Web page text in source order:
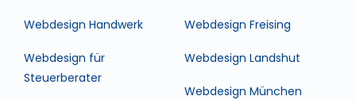
Webdesign Handwerk
Webdesign für
Steuerberater
Webdesign Freising
Webdesign Landshut
Webdesign München